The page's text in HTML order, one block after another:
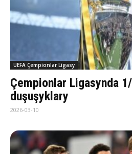
UEFA Çempionlar Ligasy
Çempionlar Ligasynda
duşuşyklary
2026-03-10